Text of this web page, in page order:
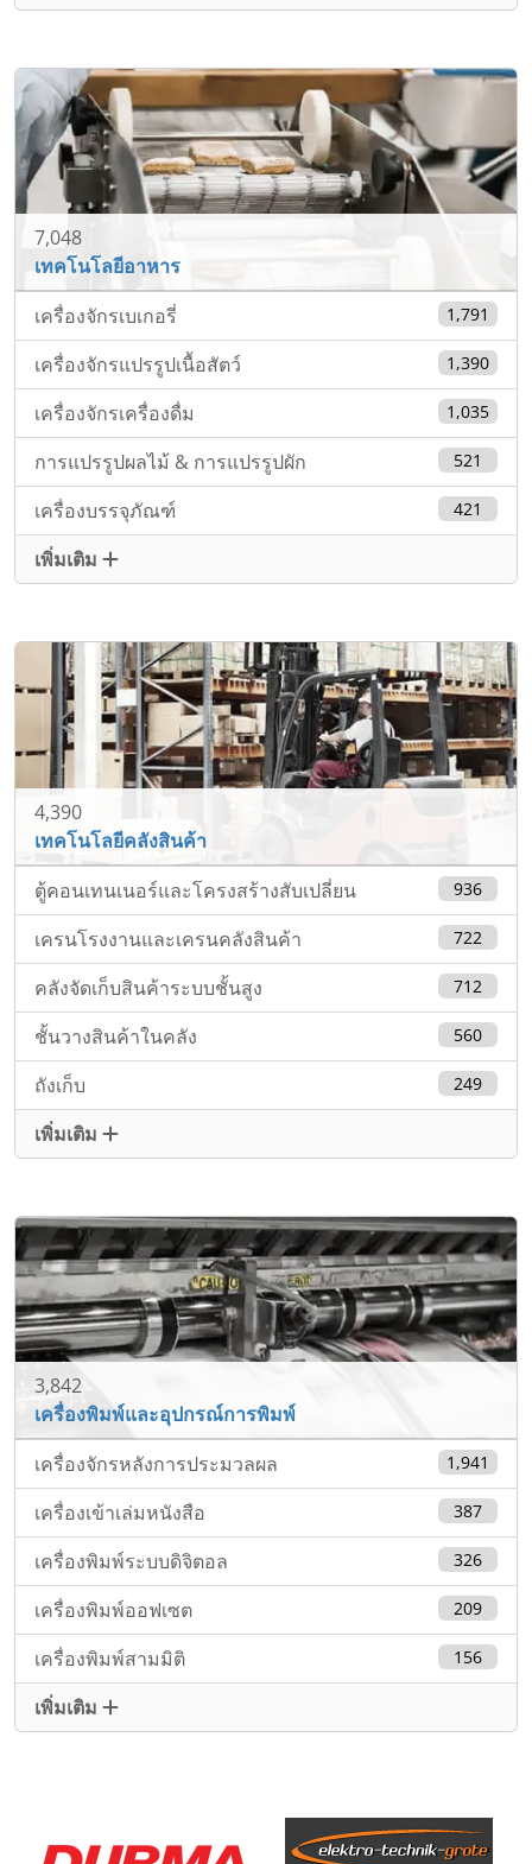
7,048
เทคโนโลยีอาหาร
เครื่องจักรเบเกอรี่
1,791
เครื่องจักรแปรรูปเนื้อสัตว์ 1,390
เครื่องจักรเครื่องดื่ม 1,035
การแปรรูปผลไม้ & การแปรรูปผัก 521
เครื่องบรรจุภัณฑ์ 421
เพิ่มเติม
4,390
เทคโนโลยีคลังสินค้า
ตู้คอนเทนเนอร์และโครงสร้างสับเปลี่ยน
936
เครนโรงงานและเครนคลังสินค้า 722
คลังจัดเก็บสินค้าระบบชั้นสูง 712
ชั้นวางสินค้าในคลัง 560
ถังเก็บ 249
เพิ่มเติม
3,842
เครื่องพิมพ์และอุปกรณ์การพิมพ์
เครื่องจักรหลังการประมวลผล
1,941
เครื่องเข้าเล่มหนังสือ 387
เครื่องพิมพ์ระบบดิจิตอล 326
เครื่องพิมพ์ออฟเซต 209
เครื่องพิมพ์สามมิติ 156
เพิ่มเติม